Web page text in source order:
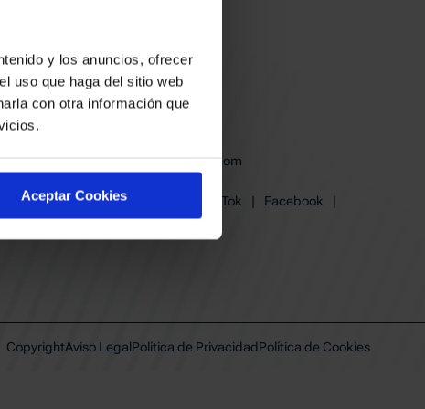
y los anuncios, ofrecer
uso que haga del sitio web
con otra información que
Aceptar Cookies
baskonia@baskonia.com
Instagram
TikTok | Facebook
|
Youtube
| Linkedin
CopyrightAviso LegalPolítica de PrivacidadPolítica de Cookies